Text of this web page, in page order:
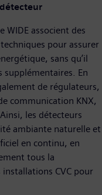
WIDE associent des
pour assurer
sans qu’il
supplémentaires. En
de régulateurs,
communication KNX,
les détecteurs
ambiante naturelle et
en continu, en
tous la
CVC pour